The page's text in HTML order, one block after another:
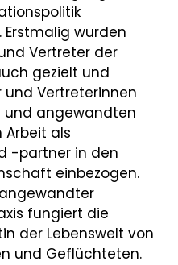
wurden
Vertreter der
gezielt und
Vertreterinnen
und angewandten
Arbeit als
-partner in den
einbezogen.
fungiert die
der Lebenswelt von
und Geflüchteten.